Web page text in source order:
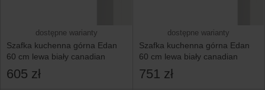
dostępne warianty
Szafka kuchenna górna Edan
60 cm lewa biały canadian
605 zł
dostępne warianty
Szafka kuchenna górna Edan
60 cm lewa biały canadian
751 zł